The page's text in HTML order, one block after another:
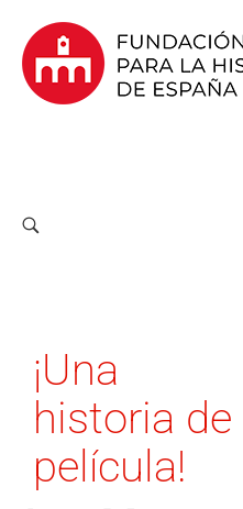
¡Una
historia de
película!